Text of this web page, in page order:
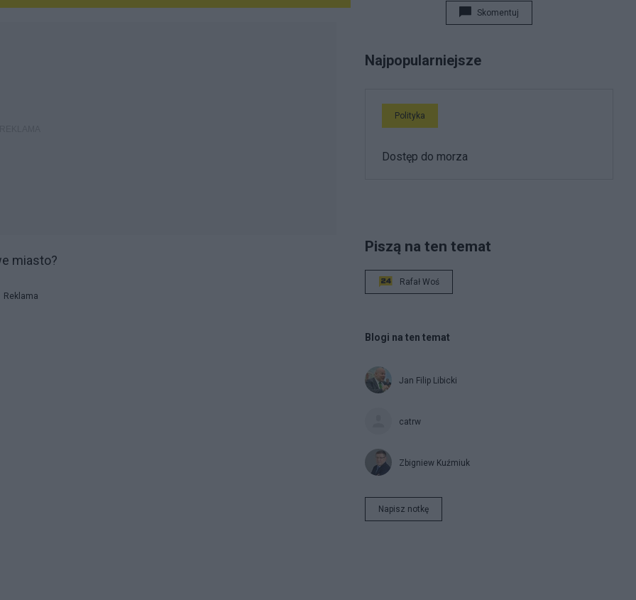
miasto?
Reklama
Skomentuj
Najpopularniejsze
Polityka
Dostęp do morza
Piszą na ten temat
Rafał Woś
Blogi na ten temat
Jan Filip Libicki
catrw
Zbigniew Kuźmiuk
Napisz notkę